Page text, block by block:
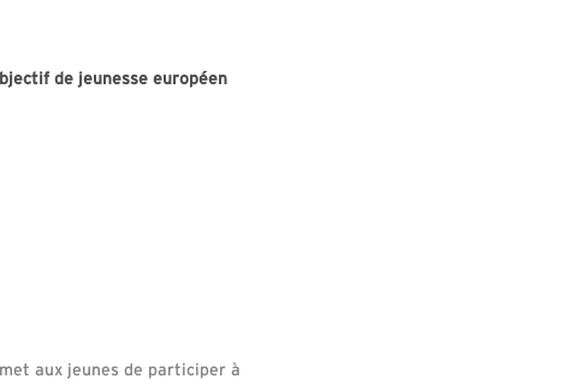
de jeunesse européen
aux jeunes de participer à